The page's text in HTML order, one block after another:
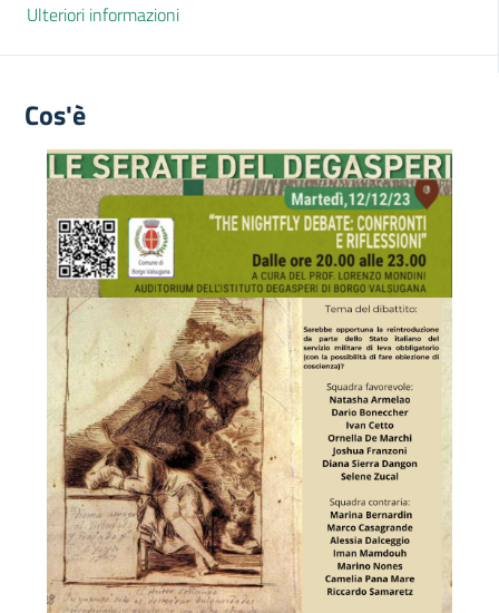
Ulteriori informazioni
Cos'è